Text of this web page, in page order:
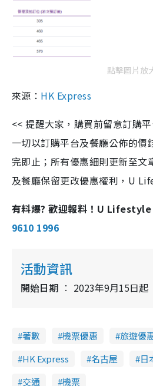
點擊圖片放
來源： HK Express
<< 提醒大家，購買前留意訂購
一切以訂購平台及餐廳公佈的價
完即止；所有優惠細則更新至文
及餐廳保留更改優惠權利，U
有料爆? 歡迎報料！U
9610 1996
活動資訊
開始日期 2023年9月15日起
著數 機票優惠 旅遊優
HK Express
名古屋 日
交通
機票